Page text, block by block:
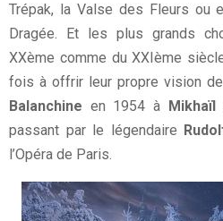
Trépak, la Valse des Fleurs ou
Dragée. Et les plus grands
XXème comme du XXIème
fois à offrir leur propre vision
Balanchine en 1954 à Mikhaïl
passant par le légendaire
l’Opéra de Paris.